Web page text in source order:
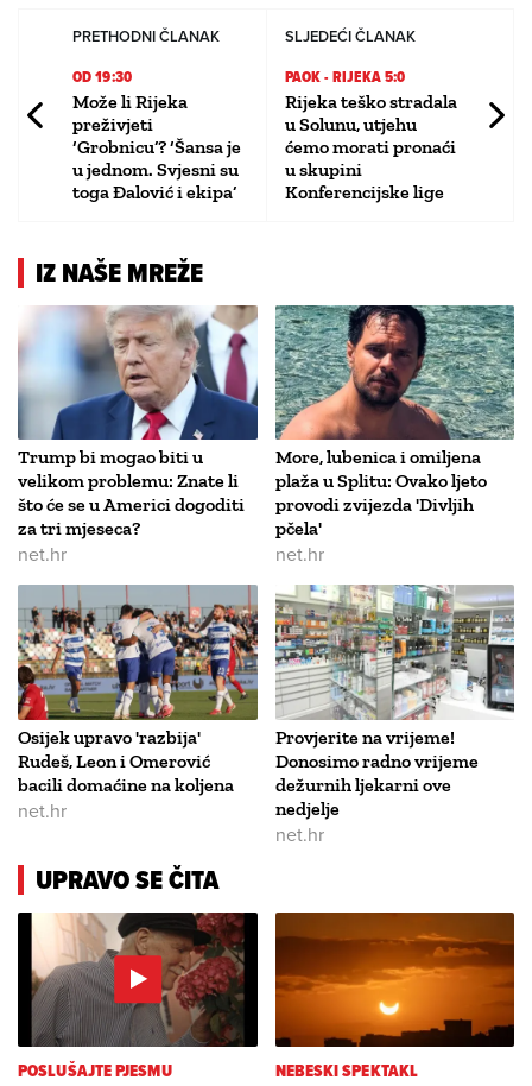
PRETHODNI ČLANAK
OD 19:30
Može li Rijeka
preživjeti
‘Grobnicu’? ‘Šansa je
u jednom. Svjesni su
toga Đalović i ekipa’
SLJEDEĆI ČLANAK
PAOK - RIJEKA 5:0
Rijeka teško stradala
u Solunu, utjehu
ćemo morati pronaći
u skupini
Konferencijske lige
IZ NAŠE MREŽE
Trump bi mogao biti u
velikom problemu: Znate li
što će se u Americi dogoditi
za tri mjeseca?
net.hr
More, lubenica i omiljena
plaža u Splitu: Ovako ljeto
provodi zvijezda 'Divljih
pčela'
net.hr
Osijek upravo 'razbija'
Rudeš, Leon i Omerović
bacili domaćine na koljena
net.hr
Provjerite na vrijeme!
Donosimo radno vrijeme
dežurnih ljekarni ove
nedjelje
net.hr
UPRAVO SE ČITA
POSLUŠAJTE PJESMU NEBESKI SPEKTAKL